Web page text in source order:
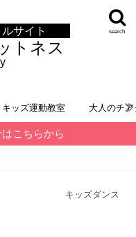
サイト
トネス
search
キッズ運動教室 大人のチ
こちらから
キッズダンス